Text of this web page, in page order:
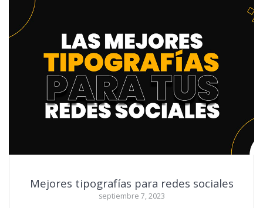
Mejores tipografías para redes sociales
septiembre 7, 2023